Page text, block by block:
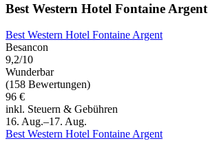
Best Western Hotel Fontaine Argent
Best Western Hotel Fontaine Argent
Besancon
9,2/10
Wunderbar
(158 Bewertungen)
96 €
inkl. Steuern & Gebühren
16. Aug.–17. Aug.
Best Western Hotel Fontaine Argent